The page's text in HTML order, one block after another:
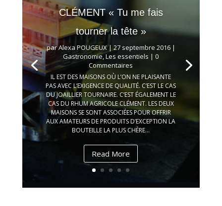
CLÉMENT « Tu me fais
tourner la tête »
parAlexa POUGEUX| 27 septembre 2016|
Gastronomie,Les essentiels | 0
Commentaires
IL EST DES MAISONS OÙ L’ON NE PLAISANTE
PAS AVEC L’EXIGENCE DE QUALITÉ. C’EST LE CAS
DU JOAILLIER TOURNAIRE. C’EST ÉGALEMENT LE
CAS DU RHUM AGRICOLE CLÉMENT. LES DEUX
MAISONS SE SONT ASSOCIÉES POUR OFFRIR
AUX AMATEURS DE PRODUITS D’EXCEPTION LA
BOUTEILLE LA PLUS CHÈRE...
Read More